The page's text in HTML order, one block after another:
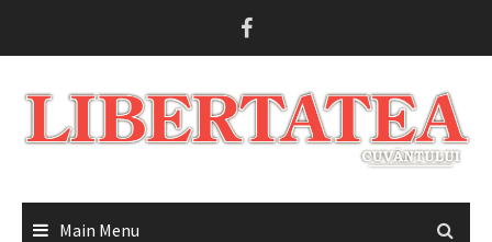
Main Menu